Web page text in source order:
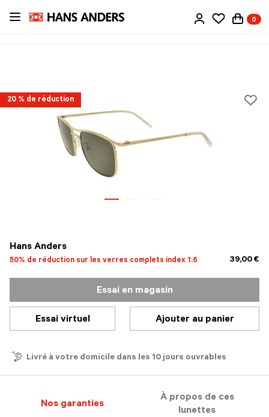
Passer
0
20 % de réduction
Hans Anders
50% de réduction sur les verres complets index 1.6 39,00 €
Essai en magasin
Essai virtuel Ajouter au panier
Livré à votre domicile dans les 10 jours ouvrables
Nos garanties
À propos de ces
lunettes